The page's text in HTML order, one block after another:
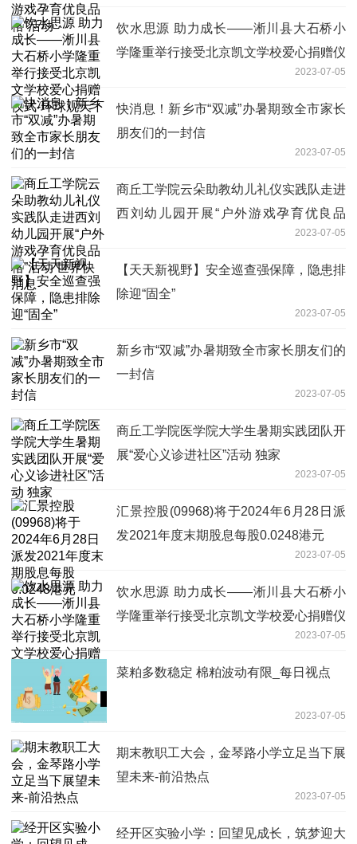
饮水思源 助力成长——淅川县大石桥小
学隆重举行接受北京凯文学校爱心捐赠仪
2023-07-05
快消息！新乡市“双减”办暑期致全市家长
朋友们的一封信
2023-07-05
商丘工学院云朵助教幼儿礼仪实践队走进
西刘幼儿园开展“户外游戏孕育优良品
2023-07-05
【天天新视野】安全巡查强保障，隐患排
除迎“固全”
2023-07-05
新乡市“双减”办暑期致全市家长朋友们的
一封信
2023-07-05
商丘工学院医学院大学生暑期实践团队开
展“爱心义诊进社区”活动 独家
2023-07-05
汇景控股(09968)将于2024年6月28日派
发2021年度末期股息每股0.0248港元
2023-07-05
饮水思源 助力成长——淅川县大石桥小
学隆重举行接受北京凯文学校爱心捐赠仪
2023-07-05
菜粕多数稳定 棉粕波动有限_每日视点
2023-07-05
期末教职工大会，金琴路小学立足当下展
望未来-前沿热点
2023-07-05
经开区实验小学：回望见成长，筑梦迎大